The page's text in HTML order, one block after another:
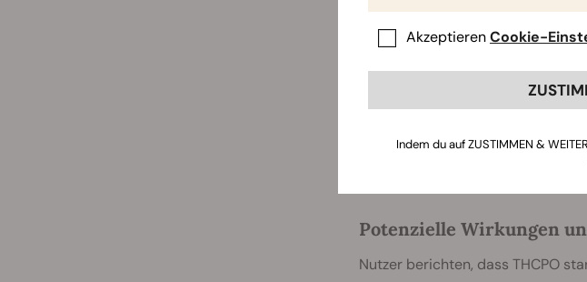
Fähigkeit zu verbessern, die
Verbindung das Gehirn
nur stärker, sondern auch
Es ist wichtig zu beachten, dass
berichten Nutzer oft von einem
inhaliert wird. Dies kann das
verzögerten Wirkung nicht
Potenzielle Wirkungen
Nutzer berichten, dass THCPO
AkzeptierenCookie-
Indem du auf ZUSTIMMEN &